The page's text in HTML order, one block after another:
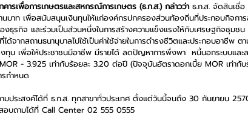
รเพื่อการเกษตรและสหกรณ์การเกษตร (ธ.ก.ส.) กล่าวว่า ธ.ก.ส. จัดสินเชื่อ
บาท เพื่อสนับสนุนเงินทุนให้แก่องค์กรปกครองส่วนท้องถิ่นที่ประกอบกิจการ
งธุรกิจ และร่วมเป็นส่วนหนึ่งในการสร้างความแข็งแรงให้กับเศรษฐกิจชุมช
ด้จากสถานธนานุบาลไปใช้เป็นค่าใช้จ่ายในการดำรงชีวิตและประกอบอาชีพ ต
งทุน เพื่อให้ประชาชนมีอาชีพ มีรายได้ ลดปัญหาการพึ่งพา  หนี้นอกระบบแล
- 3.925 เท่ากับร้อยละ 3.20 ต่อปี (ปัจจุบันอัตราดอกเบี้ย MOR เท่ากั
กำหนด
มประสงค์ได้ที่ ธ.ก.ส. ทุกสาขาทั่วประเทศ ตั้งแต่วันนี้จนถึง 30 กันยายน
อบถามได้ที่ Call Center 02 555 0555